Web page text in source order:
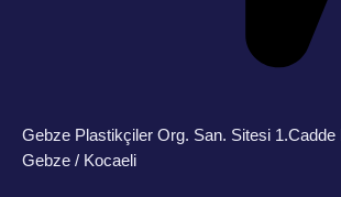
Gebze Plastikçiler Org. San. Sitesi 1.Cadde
Gebze / Kocaeli